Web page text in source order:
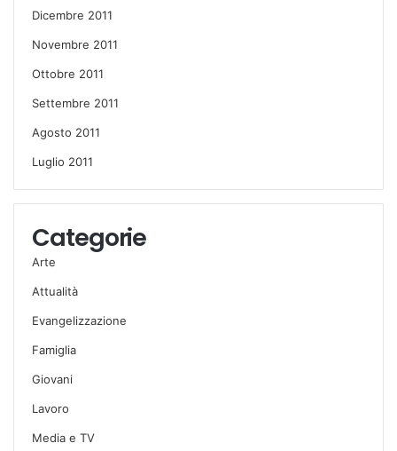
Dicembre 2011
Novembre 2011
Ottobre 2011
Settembre 2011
Agosto 2011
Luglio 2011
Categorie
Arte
Attualità
Evangelizzazione
Famiglia
Giovani
Lavoro
Media e TV